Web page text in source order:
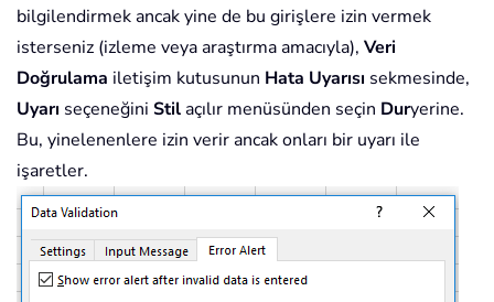
bilgilendirmek ancak yine de bu girişlere izin vermek
isterseniz (izleme veya araştırma amacıyla), Veri
Doğrulama iletişim kutusunun Hata Uyarısı sekmesinde,
Uyarı seçeneğini Stilaçılır menüsünden seçin Duryerine.
Bu, yinelenenlere izin verir ancak onları bir uyarı ile
işaretler.